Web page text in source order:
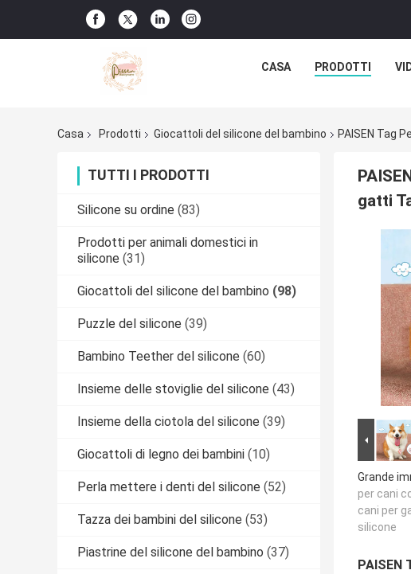
CASA PRODOTTI
Casa Prodotti Giocattoli del silicone del bambino PAISEN Tag
TUTTI I PRODOTTI
Silicone su ordine (83)
Prodotti per animali domestici in
silicone (31)
Giocattoli del silicone del bambino (98)
Puzzle del silicone (39)
Bambino Teether del silicone (60)
Insieme delle stoviglie del silicone (43)
Insieme della ciotola del silicone (39)
Giocattoli di legno dei bambini (10)
Perla mettere i denti del silicone (52)
Tazza dei bambini del silicone (53)
Piastrine del silicone del bambino (37)
gatti
Grande
per cani
cani per
silicone